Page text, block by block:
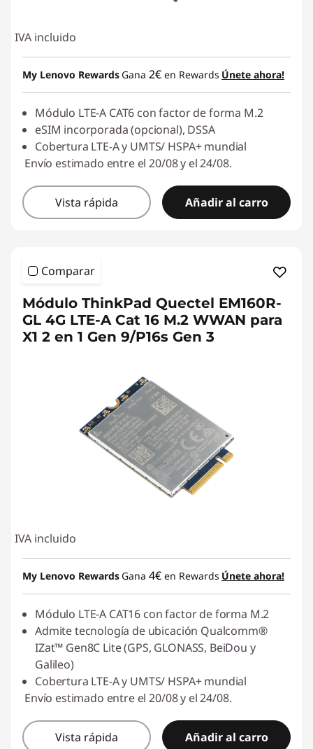
IVA incluido
My Lenovo Rewards Gana 2€ en Rewards Únete ahora!
Módulo LTE-A CAT6 con factor de forma M.2
eSIM incorporada (opcional), DSSA
Cobertura LTE-A y UMTS/ HSPA+ mundial
Envío estimado entre el 20/08 y el 24/08.
Vista rápida Añadir al carro
Comparar
Módulo ThinkPad Quectel EM160R-
GL 4G LTE-A Cat 16 M.2 WWAN para
X1 2 en 1 Gen 9/P16s Gen 3
IVA incluido
My Lenovo Rewards Gana 4€ en Rewards Únete ahora!
Módulo LTE-A CAT16 con factor de forma M.2
Admite tecnología de ubicación Qualcomm®
IZat™ Gen8C Lite (GPS, GLONASS, BeiDou y
Galileo)
Cobertura LTE-A y UMTS/ HSPA+ mundial
Envío estimado entre el 20/08 y el 24/08.
Vista rápida Añadir al carro